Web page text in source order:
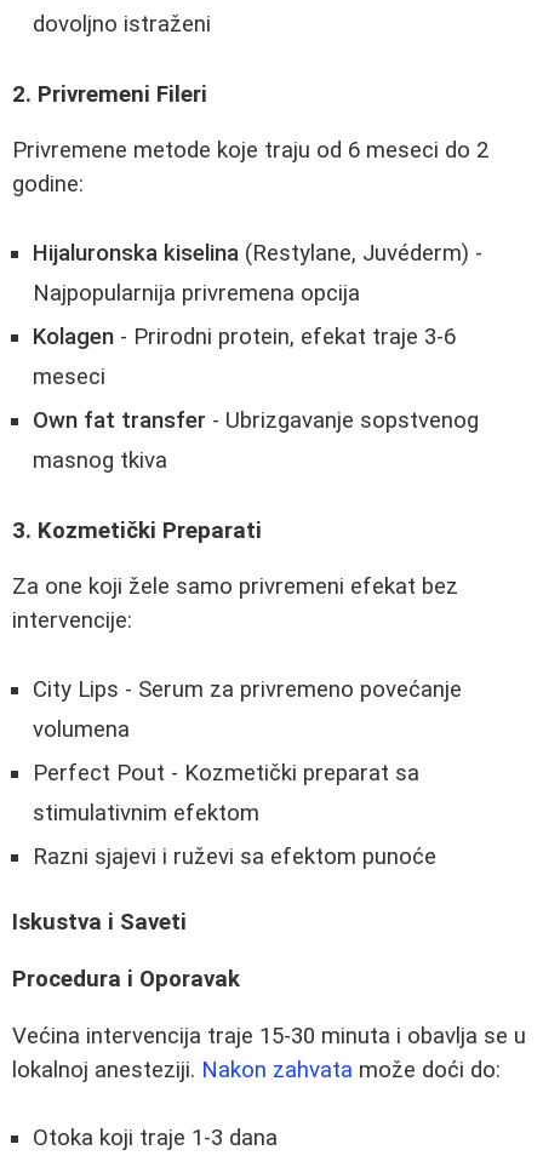
dovoljno istraženi
2. Privremeni Fileri
Privremene metode koje traju od 6 meseci do 2
godine:
Hijaluronska kiselina (Restylane, Juvéderm) -
Najpopularnija privremena opcija
Kolagen - Prirodni protein, efekat traje 3-6
meseci
Own fat transfer - Ubrizgavanje sopstvenog
masnog tkiva
3. Kozmetički Preparati
Za one koji žele samo privremeni efekat bez
intervencije:
City Lips - Serum za privremeno povećanje
volumena
Perfect Pout - Kozmetički preparat sa
stimulativnim efektom
Razni sjajevi i ruževi sa efektom punoće
Iskustva i Saveti
Procedura i Oporavak
Većina intervencija traje 15-30 minuta i obavlja se u
lokalnoj anesteziji. Nakon zahvata može doći do:
Otoka koji traje 1-3 dana